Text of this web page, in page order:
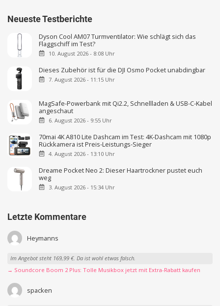
Neueste Testberichte
Dyson Cool AM07 Turmventilator: Wie schlägt sich das
Flaggschiff im Test?
10. August 2026 - 8:08 Uhr
Dieses Zubehör ist für die DJI Osmo Pocket unabdingbar
7. August 2026 - 11:15 Uhr
MagSafe-Powerbank mit Qi2.2, Schnellladen & USB-C-Kabel
angeschaut
6. August 2026 - 9:55 Uhr
70mai 4K A810 Lite Dashcam im Test: 4K-Dashcam mit 1080p
Rückkamera ist Preis-Leistungs-Sieger
4. August 2026 - 13:10 Uhr
Dreame Pocket Neo 2: Dieser Haartrockner pustet euch
weg
3. August 2026 - 15:34 Uhr
Letzte Kommentare
Heymanns
Im Angebot steht 169,99 €. Da ist wohl etwas falsch.
→ Soundcore Boom 2 Plus: Tolle Musikbox jetzt mit Extra-Rabatt kaufen
spacken